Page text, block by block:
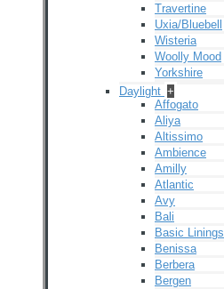
Travertine
Uxia/Bluebell
Wisteria
Woolly Mood
Yorkshire
Daylight +
Affogato
Aliya
Altissimo
Ambience
Amilly
Atlantic
Avy
Bali
Basic Linings
Benissa
Berbera
Bergen